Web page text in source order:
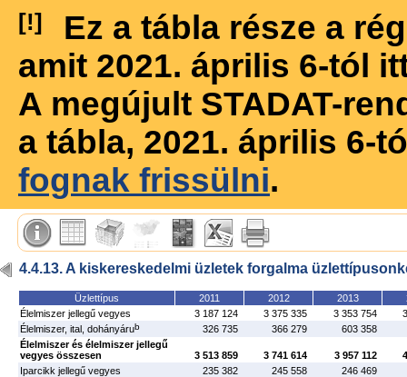
[!]
Ez a tábla része a
amit 2021. április 6-tól
A megújult STADAT-
a tábla, 2021. április 6-
fognak frissülni.
4.4.13. A kiskereskedelmi üzletek forgalma
Üzlettípus 2011 2012 2013
Élelmiszer jellegű vegyes
3 187 124 3 375 335 3 353 754
Élelmiszer, ital, dohányárub 326 735 366 279
603 358
Élelmiszer és élelmiszer jellegű
vegyes összesen
3 513 859 3 741 614 3 957 112
Iparcikk jellegű vegyes
235 382 245 558
246 469